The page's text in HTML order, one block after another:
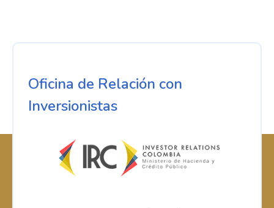
Oficina de Relación con
Inversionistas